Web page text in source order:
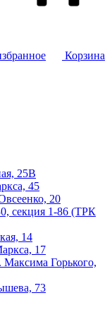
Корзина
25В
45
20
секция 1-86 (ТРК
14
17
Горького,
73